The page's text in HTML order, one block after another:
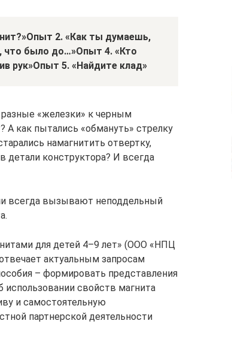
Опыт 2. «Как ты думаешь,
что было до…»Опыт 4. «Кто
рук»Опыт 5. «Найдите клад»
«железки» к черным
А как пытались «обмануть» стрелку
намагнитить отвертку,
конструктора? И всегда
всегда вызывают неподдельный
для детей 4–9 лет» (ООО «НПЦ
актуальным запросам
– формировать представления
использовании свойств магнита
и самостоятельную
партнерской деятельности